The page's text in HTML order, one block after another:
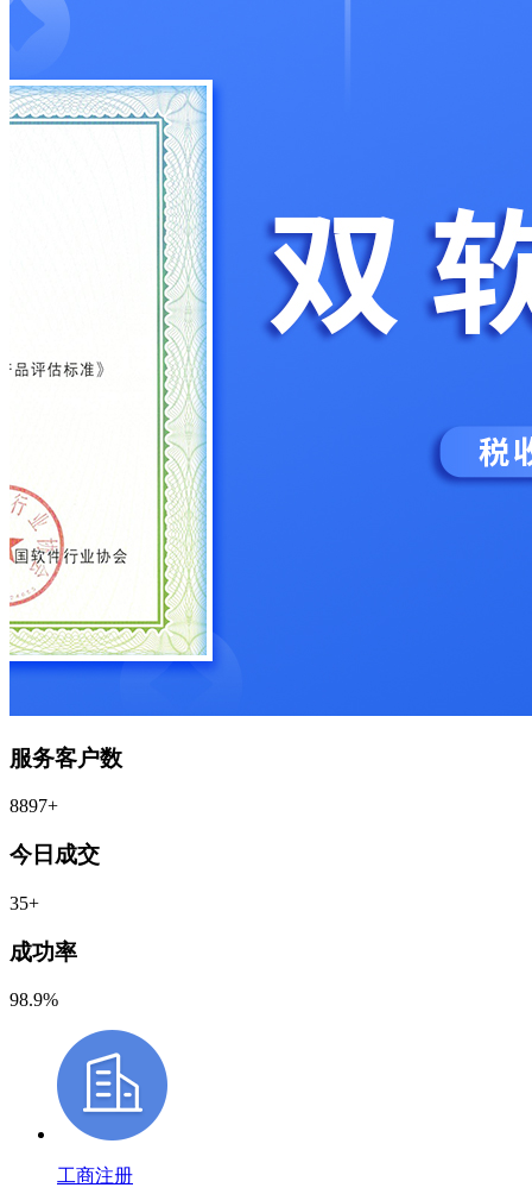
服务客户数
8897+
今日成交
35+
成功率
98.9%
工商注册